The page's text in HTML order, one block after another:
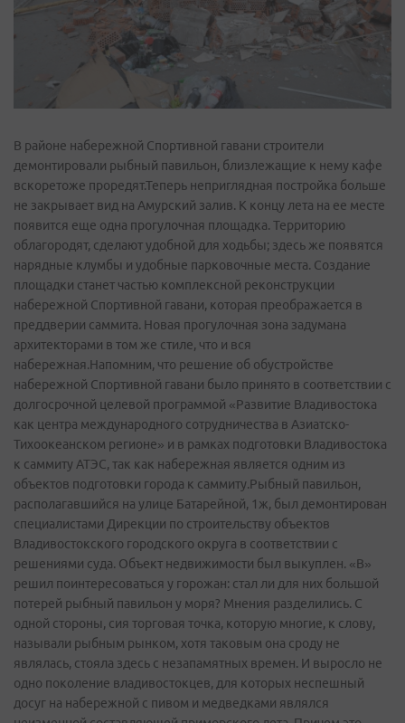
В районе набережной Спортивной гавани строители
демонтировали рыбный павильон, близлежащие к нему кафе
вскоретоже проредят.Теперь неприглядная постройка больше
не закрывает вид на Амурский залив. К концу лета на ее месте
появится еще одна прогулочная площадка. Территорию
облагородят, сделают удобной для ходьбы; здесь же появятся
нарядные клумбы и удобные парковочные места. Создание
площадки станет частью комплексной реконструкции
набережной Спортивной гавани, которая преображается в
преддверии саммита. Новая прогулочная зона задумана
архитекторами в том же стиле, что и вся
набережная.Напомним, что решение об обустройстве
набережной Спортивной гавани было принято в соответствии с
долгосрочной целевой программой «Развитие Владивостока
как центра международного сотрудничества в Азиатско­
Тихоокеанском регионе» и в рамках подготовки Владивостока
к саммиту АТЭС, так как набережная является одним из
объектов подготовки города к саммиту.Рыбный павильон,
располагавшийся на улице Батарейной, 1ж, был демонтирован
специалистами Дирекции по строительству объектов
Владивостокского городского округа в соответствии с
решениями суда. Объект недвижимости был выкуплен. «В»
решил поинтересоваться у горожан: стал ли для них большой
потерей рыбный павильон у моря? Мнения разделились. С
одной стороны, сия торговая точка, которую многие, к слову,
называли рыбным рынком, хотя таковым она сроду не
являлась, стояла здесь с незапамятных времен. И выросло не
одно поколение владивостокцев, для которых неспешный
досуг на набережной с пивом и медведками являлся